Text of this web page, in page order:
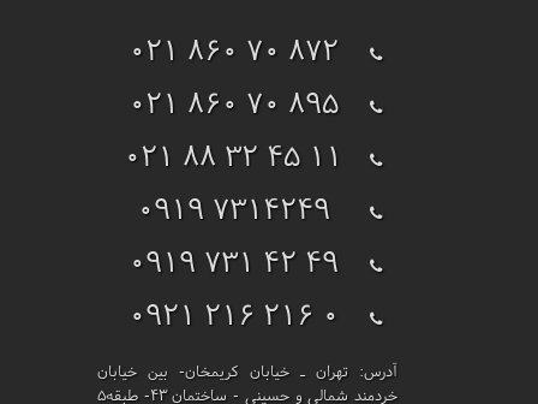
021 860 70 872
021 860 70 895
021 88 32 45 11
0919 7314249
0919 731 42 49
0921 216 216 0
آدرس: تهران ـ خیابان کریمخان- بین خیابان
خردمند شمالی و حسینی - ساختمان 43- طبقه5